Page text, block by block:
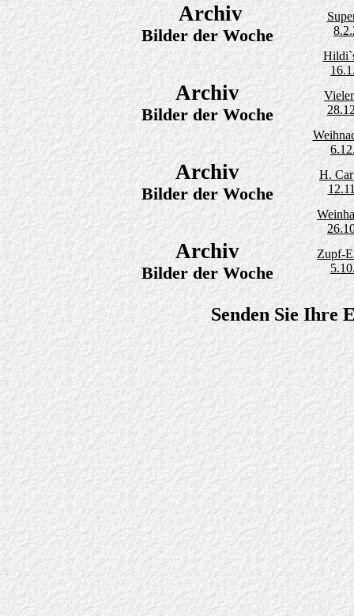
Archiv
Bilder der Woche
Archiv
Bilder der Woche
Archiv
Bilder der Woche
H.
Archiv
Bilder der Woche
Zupf-
Senden Sie Ihre